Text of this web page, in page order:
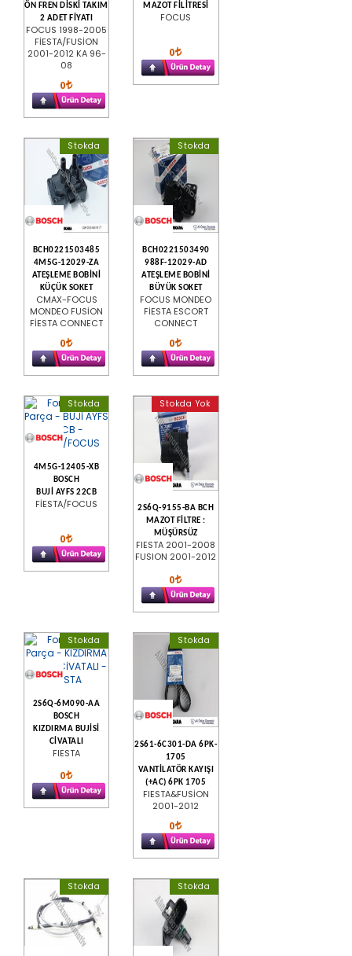
ÖN FREN DİSKİ TAKIM
2 ADET FİYATI
FOCUS 1998-2005
FİESTA/FUSİON
2001-2012 KA 96-
08
0
MAZOT FİLİTRESİ
FOCUS
0
Stokda
BCH0221503485
4M5G-12029-ZA
ATEŞLEME BOBİNİ
KÜÇÜK SOKET
CMAX-FOCUS
MONDEO FUSİON
FİESTA CONNECT
0
Stokda
BCH0221503490
988F-12029-AD
ATEŞLEME BOBİNİ
BÜYÜK SOKET
FOCUS MONDEO
FİESTA ESCORT
CONNECT
0
Stokda
4M5G-12405-XB
BOSCH
BUJİ AYFS 22CB
FİESTA/FOCUS
0
Stokda Yok
2S6Q-9155-BA BCH
MAZOT FİLTRE :
MÜŞÜRSÜZ
FIESTA 2001-2008
FUSION 2001-2012
0
Stokda
2S6Q-6M090-AA
BOSCH
KIZDIRMA BUJİSİ
CİVATALI
FIESTA
0
Stokda
2S61-6C301-DA 6PK-
1705
VANTİLATÖR KAYIŞI
(+AC) 6PK 1705
FIESTA&FUSİON
2001-2012
0
Stokda Stokda